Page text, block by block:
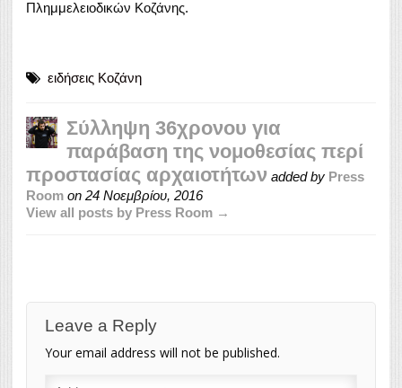
Πλημμελειοδικών Κοζάνης.
ειδήσεις Κοζάνη
Σύλληψη 36χρονου για
παράβαση της νομοθεσίας περί
προστασίας αρχαιοτήτων added by Press
Room on 24 Νοεμβρίου, 2016
View all posts by Press Room →
Leave a Reply
Your email address will not be published.